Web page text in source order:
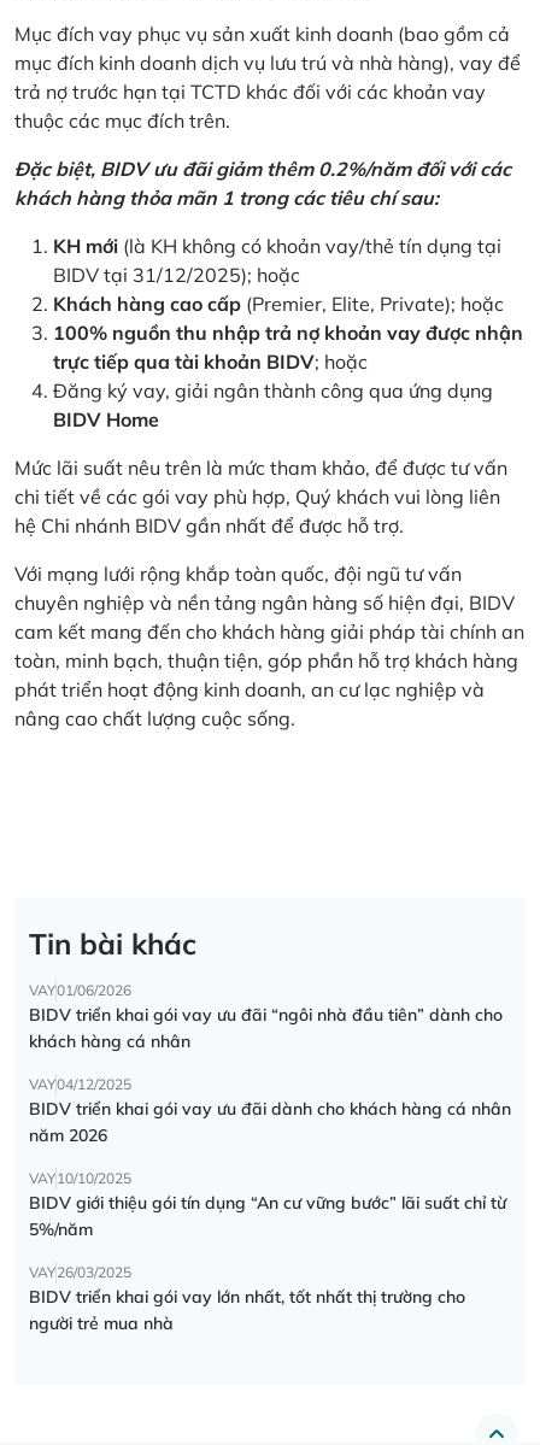
Mục đích vay phục vụ sản xuất kinh doanh (bao gồm cả
mục đích kinh doanh dịch vụ lưu trú và nhà hàng), vay để
trả nợ trước hạn tại TCTD khác đối với các khoản vay
thuộc các mục đích trên.
Đặc biệt, BIDV ưu đãi giảm thêm 0.2%/năm đối với các
khách hàng thỏa mãn 1 trong các tiêu chí sau:
KH mới (là KH không có khoản vay/thẻ tín dụng tại
BIDV tại 31/12/2025); hoặc
Khách hàng cao cấp (Premier, Elite, Private); hoặc
100% nguồn thu nhập trả nợ khoản vay được nhận
trực tiếp qua tài khoản BIDV; hoặc
Đăng ký vay, giải ngân thành công qua ứng dụng
BIDV Home
Mức lãi suất nêu trên là mức tham khảo, để được tư vấn
chi tiết về các gói vay phù hợp, Quý khách vui lòng liên
hệ Chi nhánh BIDV gần nhất để được hỗ trợ.
Với mạng lưới rộng khắp toàn quốc, đội ngũ tư vấn
chuyên nghiệp và nền tảng ngân hàng số hiện đại, BIDV
cam kết mang đến cho khách hàng giải pháp tài chính an
toàn, minh bạch, thuận tiện, góp phần hỗ trợ khách hàng
phát triển hoạt động kinh doanh, an cư lạc nghiệp và
nâng cao chất lượng cuộc sống.
Tin bài khác
VAY01/06/2026
BIDV triển khai gói vay ưu đãi “ngôi nhà đầu tiên” dành cho
khách hàng cá nhân
VAY04/12/2025
BIDV triển khai gói vay ưu đãi dành cho khách hàng cá nhân
năm 2026
VAY10/10/2025
BIDV giới thiệu gói tín dụng “An cư vững bước” lãi suất chỉ từ
5%/năm
VAY26/03/2025
BIDV triển khai gói vay lớn nhất, tốt nhất thị trường cho
người trẻ mua nhà